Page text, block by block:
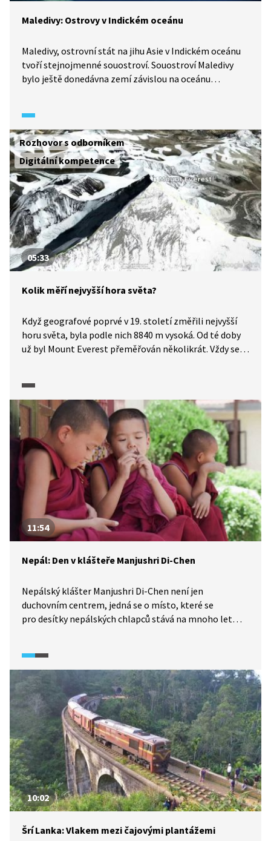
Maledivy: Ostrovy v Indickém oceánu
Maledivy, ostrovní stát na jihu Asie v Indickém oceánu
tvoří stejnojmenné souostroví. Souostroví Maledivy
bylo ještě donedávna zemí závislou na oceánu
a jelikož spodní voda je zde jen metr hluboko, používají
se ve stavebnictví neuvěřitelné metody, které jsme
jako děti zkoušeli na pískovišti.
Rozhovor s odborníkem
Digitální kompetence
05:33
Kolik měří nejvyšší hora světa?
Když geografové poprvé v 19. století změřili nejvyšší
horu světa, byla podle nich 8840 m vysoká. Od té doby
už byl Mount Everest přeměřován několikrát. Vždy se
z roku 2020 uvádí, že nadmořská výška nejvyšší hory
světa je 8848,86 m. Jak se vlastně hory měří? Jak se
počítá jejich výška? Na tyto otázky odpoví ve Studiu 6
(2020) odborník ze stavební fakulty brněnského VUT,
profesor Viliam Vatrt.
11:54
Nepál: Den v klášteře Manjushri Di-Chen
Nepálský klášter Manjushri Di-Chen není jen
duchovním centrem, jedná se o místo, které se
pro desítky nepálských chlapců stává na mnoho let
děti je to jediné místo, jak se dostat ke studiu, protože
rodiče nemají prostředky, aby dítě mohlo chodit
do běžné školy. Reportéři pořadu Objektiv strávili
s chlapci v klášteře jeden celý den, který byl plný studia,
povinností i oddechu.
10:02
Šrí Lanka: Vlakem mezi čajovými plantážemi